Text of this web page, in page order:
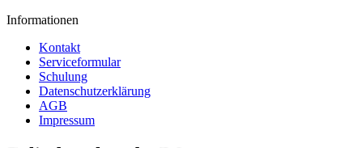
Informationen
Kontakt
Serviceformular
Schulung
Datenschutzerklärung
AGB
Impressum